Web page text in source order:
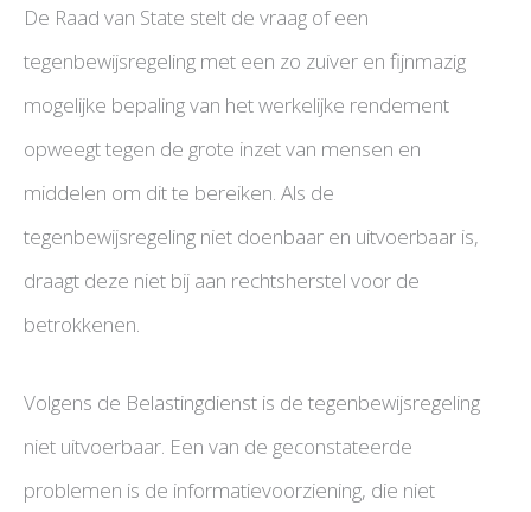
De Raad van State stelt de vraag of een
tegenbewijsregeling met een zo zuiver en fijnmazig
mogelijke bepaling van het werkelijke rendement
opweegt tegen de grote inzet van mensen en
middelen om dit te bereiken. Als de
tegenbewijsregeling niet doenbaar en uitvoerbaar is,
draagt deze niet bij aan rechtsherstel voor de
betrokkenen.
Volgens de Belastingdienst is de tegenbewijsregeling
niet uitvoerbaar. Een van de geconstateerde
problemen is de informatievoorziening, die niet